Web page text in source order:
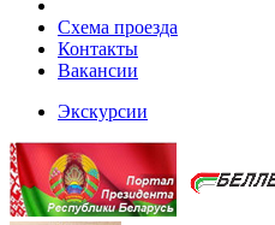
Схема проезда
Контакты
Вакансии
Экскурсии